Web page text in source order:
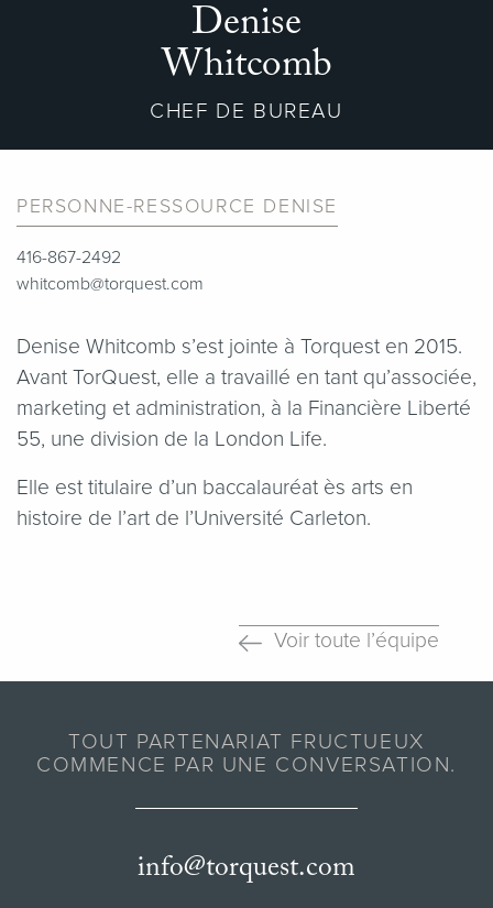
Denise
Whitcomb
CHEF DE BUREAU
PERSONNE-RESSOURCE DENISE
416-867-2492
whitcomb@torquest.com
Denise Whitcomb s’est jointe à Torquest en 2015.
Avant TorQuest, elle a travaillé en tant qu’associée,
marketing et administration, à la Financière Liberté
55, une division de la London Life.
Elle est titulaire d’un baccalauréat ès arts en
histoire de l’art de l’Université Carleton.
Voir toute l’équipe
TOUT PARTENARIAT FRUCTUEUX
COMMENCE PAR UNE CONVERSATION.
info@torquest.com